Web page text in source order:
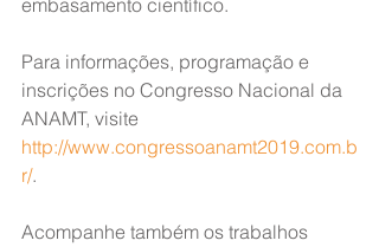
embasamento científico.
Para informações, programação e
inscrições no Congresso Nacional da
ANAMT, visite
http://www.congressoanamt2019.com.b
r/.
Acompanhe também os trabalhos